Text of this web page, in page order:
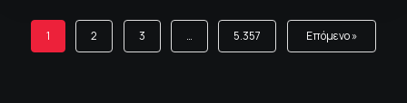
1 2 3 … 5.357 Επόμενο »